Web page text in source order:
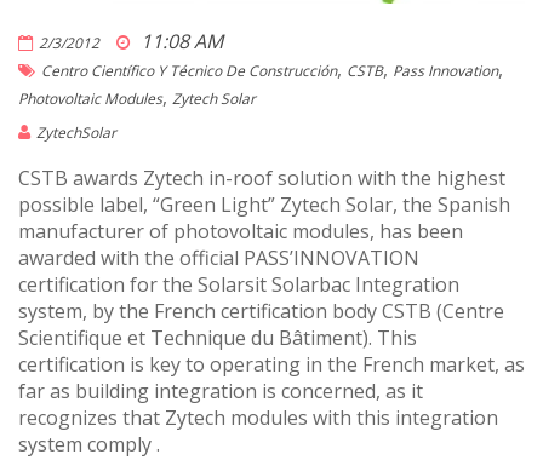
2/3/2012 11:08 AM
Centro Científico Y Técnico De Construcción, CSTB, Pass Innovation,
Photovoltaic Modules, Zytech Solar
ZytechSolar
CSTB awards Zytech in-roof solution with the highest
possible label, “Green Light” Zytech Solar, the Spanish
manufacturer of photovoltaic modules, has been
awarded with the official PASS’INNOVATION
certification for the Solarsit Solarbac Integration
system, by the French certification body CSTB (Centre
Scientifique et Technique du Bâtiment). This
certification is key to operating in the French market, as
far as building integration is concerned, as it
recognizes that Zytech modules with this integration
system comply .